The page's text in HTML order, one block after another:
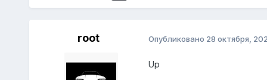
root Опубликовано 28 октября,
Up